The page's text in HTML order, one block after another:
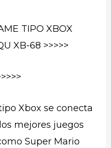
TIPO XBOX
XB-68 >>>>>
Xbox se conecta
mejores juegos
Super Mario